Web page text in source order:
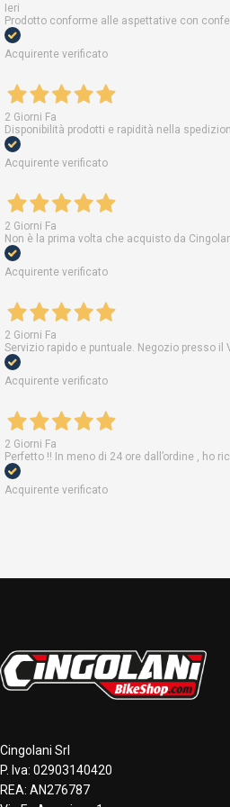
Ieri
Prodotto conforme alle aspettative con
Acquirente verificato
2 Giorni Fa
Disponibilità prodotti e rapidità nella
Acquirente verificato
2 Giorni Fa
Non è la prima volta che acquisto da
Acquirente verificato
2 Giorni Fa
Servizio rapido e puntuale. Negozio presso il
Acquirente verificato
2 Giorni Fa
Perfetto !! In meno di 24 ore dall’ordine , ho
Acquirente verificato
Cingolani Srl
P. Iva: 02903140420
REA: AN276787